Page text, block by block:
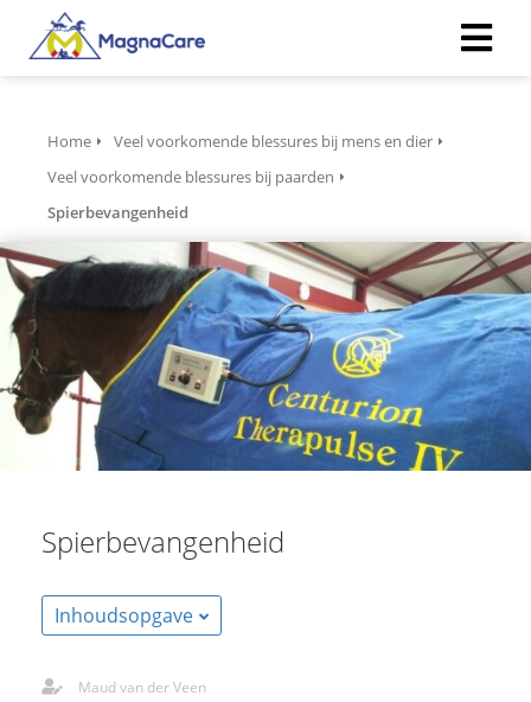
Home
Veel voorkomende blessures bij mens en dier
Veel voorkomende blessures bij paarden
Spierbevangenheid
Spierbevangenheid
Inhoudsopgave
Maud van der Veen
zijn
om
te
Ze
kan de